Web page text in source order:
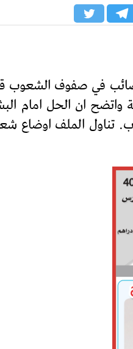
19 وما خلفته من اضرار
واتضح ان الحل امام
تناول الملف اوضاع